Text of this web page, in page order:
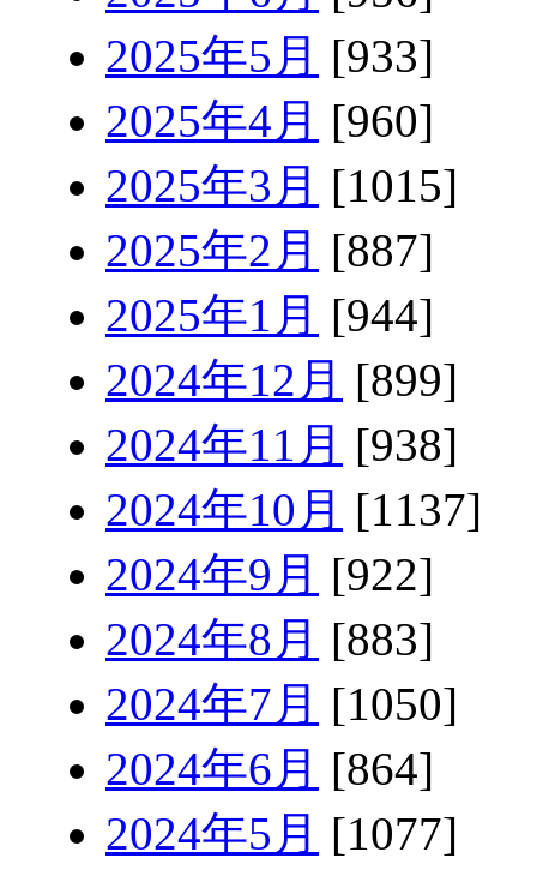
2025年5月 [933]
2025年4月 [960]
2025年3月 [1015]
2025年2月 [887]
2025年1月 [944]
2024年12月 [899]
2024年11月 [938]
2024年10月 [1137]
2024年9月 [922]
2024年8月 [883]
2024年7月 [1050]
2024年6月 [864]
2024年5月 [1077]